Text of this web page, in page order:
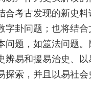
合考古发现的新史
字卦问题；也将结
题，如筮法问题。
辨易和援易治史、
索，并且以易社会